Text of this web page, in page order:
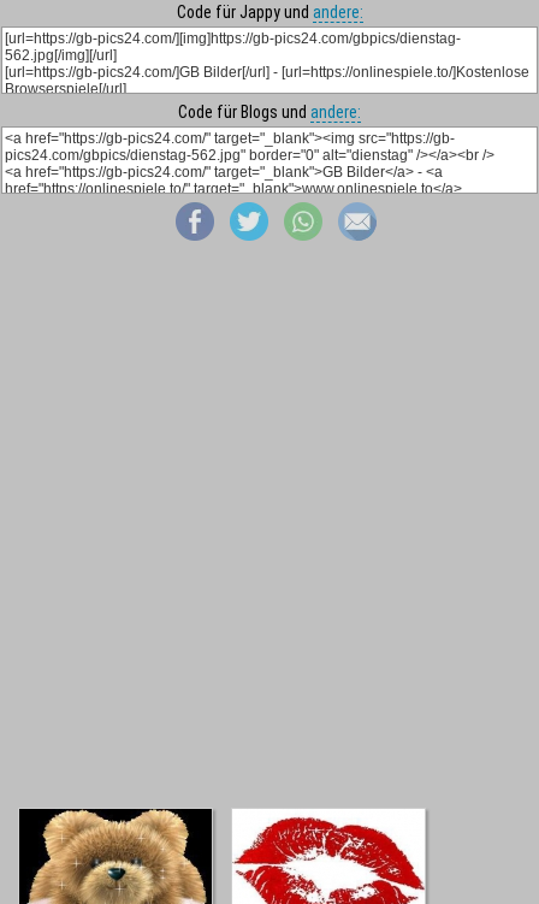
Code für Jappy und andere:
Code für Blogs und andere: